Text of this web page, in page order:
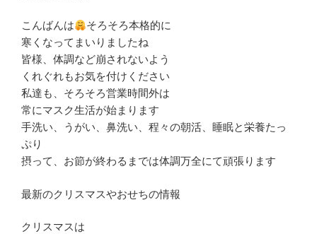
こんばんは
そろそろ本格的に
寒くなってまいりましたね
皆様、体調など崩されないよう
くれぐれもお気を付けください
私達も、そろそろ営業時間外は
常にマスク生活が始まります
手洗い、うがい、鼻洗い、程々の朝活、睡眠と栄養たっ
ぷり
摂って、お節が終わるまでは体調万全にて頑張ります
最新のクリスマスやおせちの情報
クリスマスは